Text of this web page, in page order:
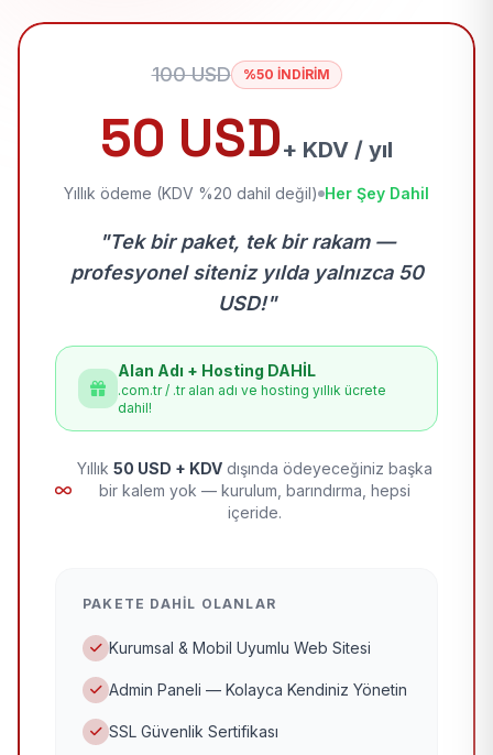
100 USD %50 İNDİRİM
50 USD+ KDV / yıl
Yıllık ödeme (KDV %20 dahil değil) Her Şey Dahil
"Tek bir paket, tek bir rakam —
profesyonel siteniz yılda yalnızca 50
USD!"
Alan Adı + Hosting DAHİL
.com.tr / .tr alan adı ve hosting yıllık ücrete
dahil!
Yıllık 50 USD + KDV dışında ödeyeceğiniz başka
bir kalem yok — kurulum, barındırma, hepsi
içeride.
PAKETE DAHIL OLANLAR
Kurumsal & Mobil Uyumlu Web Sitesi
Admin Paneli — Kolayca Kendiniz Yönetin
SSL Güvenlik Sertifikası